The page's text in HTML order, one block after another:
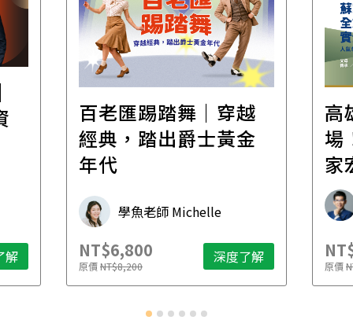
解
百老匯踢踏舞｜穿越
經典，踏出爵士黃金
年代
學魚老師 Michelle
NT$6,800
原價NT$8,200 深度了解
高
場
家
承
原價